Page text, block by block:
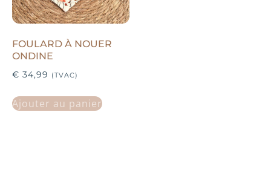
FOULARD À NOUER
ONDINE
€ 34,99 (TVAC)
Ajouter au panier